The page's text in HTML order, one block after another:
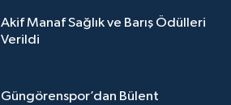
Akif Manaf Sağlık ve Barış Ödülleri
Verildi
Güngörenspor’dan Bülent